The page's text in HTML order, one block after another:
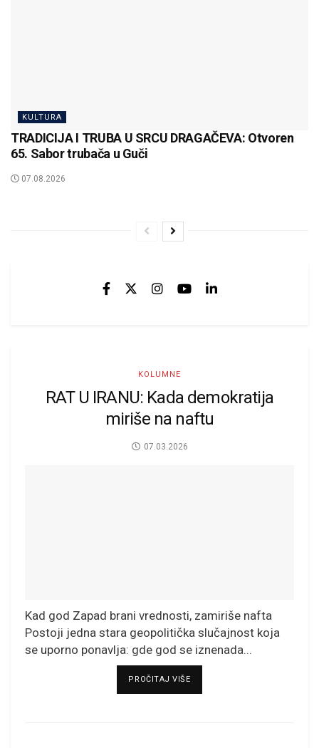
KULTURA
TRADICIJA I TRUBA U SRCU DRAGAČEVA: Otvoren
65. Sabor trubača u Guči
07.08.2026
KOLUMNE
RAT U IRANU: Kada demokratija
miriše na naftu
07.03.2026
Kad god Zapad brani vrednosti, zamiriše nafta
Postoji jedna stara geopolitička slučajnost koja
se uporno ponavlja: gde god se iznenada...
PROČITAJ VIŠEDETAILS